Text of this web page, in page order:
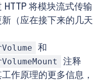
将模块流式传输
（应在接下来的几天
和
注释
作原理的更多信息，